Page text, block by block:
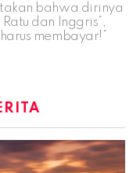
bahwa dirinya
dan Inggris”,
membayar!”